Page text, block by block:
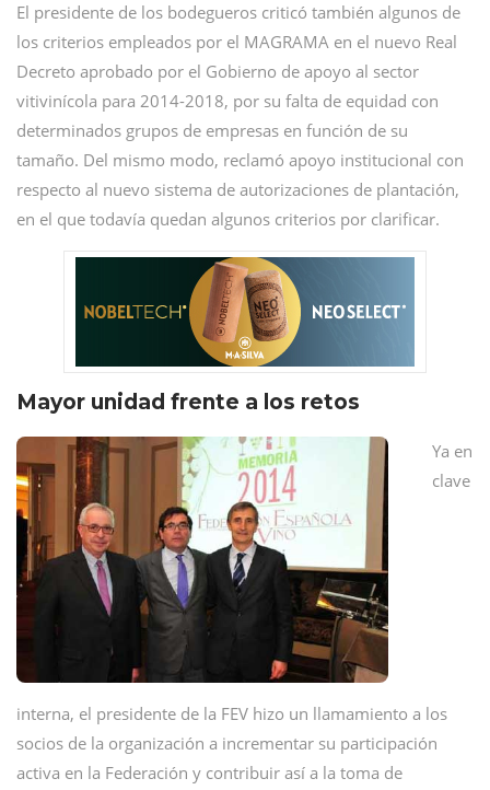
El presidente de los bodegueros criticó también algunos de
los criterios empleados por el MAGRAMA en el nuevo Real
Decreto aprobado por el Gobierno de apoyo al sector
vitivinícola para 2014-2018, por su falta de equidad con
determinados grupos de empresas en función de su
tamaño. Del mismo modo, reclamó apoyo institucional con
respecto al nuevo sistema de autorizaciones de plantación,
en el que todavía quedan algunos criterios por clarificar.
Mayor unidad frente a los retos
Ya en
clave
interna, el presidente de la FEV hizo un llamamiento a los
socios de la organización a incrementar su participación
activa en la Federación y contribuir así a la toma de